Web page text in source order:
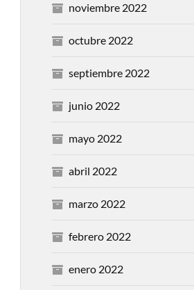
noviembre 2022
octubre 2022
septiembre 2022
junio 2022
mayo 2022
abril 2022
marzo 2022
febrero 2022
enero 2022